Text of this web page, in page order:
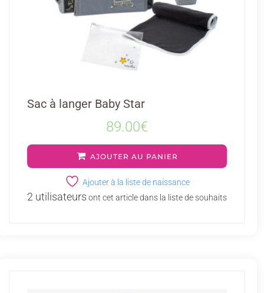
Sac à langer Baby Star
89.00€
AJOUTER AU PANIER
Ajouter à la liste de naissance
2 utilisateurs ont cet article dans la liste de souhaits